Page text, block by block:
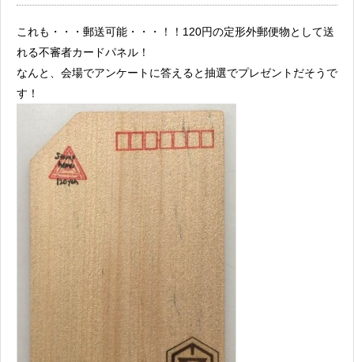
これも・・・郵送可能・・・！！120円の定形外郵便物として送
れる不審者カードパネル！
なんと、会場でアンケートに答えると抽選でプレゼントだそうで
す！